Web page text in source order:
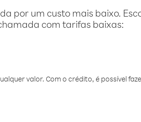
por um custo mais baixo.
com tarifas baixas:
valor. Com o crédito, é possível